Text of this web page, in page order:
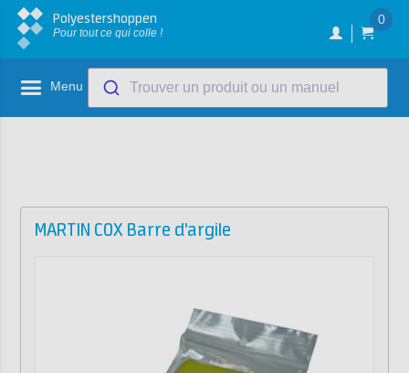
Polyestershoppen
Pour tout ce qui colle !
0
Menu Trouver un produit ou un manuel
MARTIN COX Barre d'argile